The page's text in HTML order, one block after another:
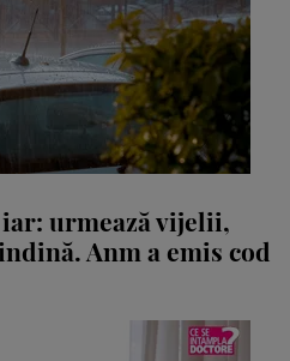
iar: urmează vijelii,
Anm a emis cod